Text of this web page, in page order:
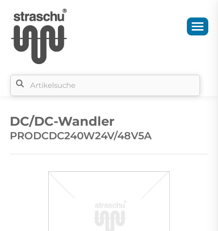
DC/DC-Wandler
PRODCDC240W24V/48V5A